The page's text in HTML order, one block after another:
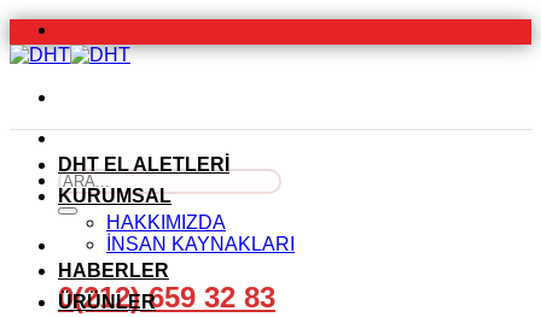
İçeriğe
atla
Ara:
0(212) 659 32 83
DHT EL ALETLERİ
KURUMSAL
HAKKIMIZDA
İNSAN KAYNAKLARI
HABERLER
ÜRÜNLER